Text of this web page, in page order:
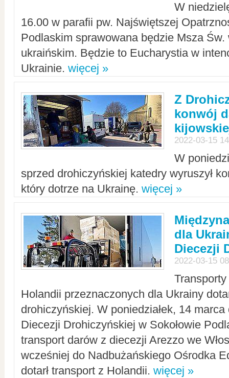
W
16.00 w parafii pw. Najświętszej
Podlaskim sprawowana będzie Msza Św.
ukraińskim. Będzie to Eucharystia w
Ukrainie. więcej »
Z
konwój
2022-03-15
W
sprzed drohiczyńskiej katedry wyruszył
który dotrze na Ukrainę. więcej »
dla
Diecezji
2022-03-15
Holandii przeznaczonych dla Ukrainy
drohiczyńskiej. W poniedziałek, 14
Diecezji Drohiczyńskiej w Sokołowie
transport darów z diecezji Arezzo we
wcześniej do Nadbużańskiego Ośrodka
dotarł transport z Holandii. więcej »